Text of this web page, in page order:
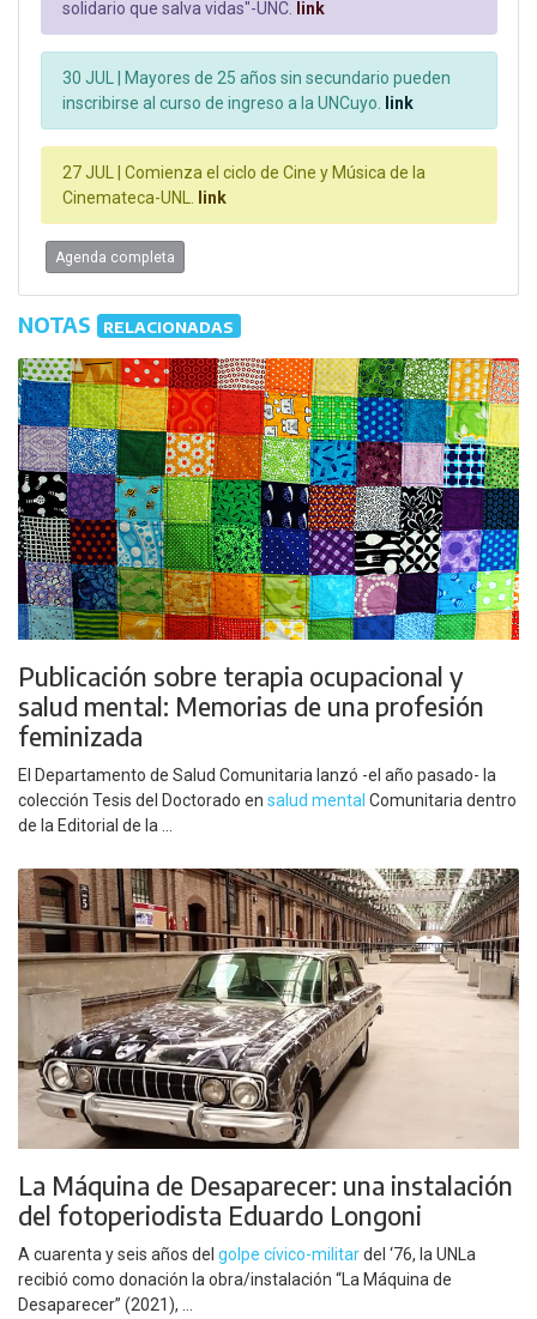
solidario que salva vidas"-UNC.
link
30 JUL |
Mayores de 25 años sin secundario pueden
inscribirse al curso de ingreso a la UNCuyo.
link
27 JUL |
Comienza el ciclo de Cine y Música de la
Cinemateca-UNL.
link
Agenda completa
NOTAS RELACIONADAS
Publicación sobre terapia ocupacional y
salud mental: Memorias de una profesión
feminizada
El Departamento de Salud Comunitaria lanzó -el año pasado- la
colección Tesis del Doctorado en salud mental Comunitaria dentro
de la Editorial de la ...
La Máquina de Desaparecer: una instalación
del fotoperiodista Eduardo Longoni
A cuarenta y seis años del golpe cívico-militardel ‘76, la UNLa
recibió como donación la obra/instalación “La Máquina de
Desaparecer” (2021), ...